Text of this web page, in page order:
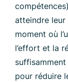
atteindre
moment où
l’effort et la
pour réduire